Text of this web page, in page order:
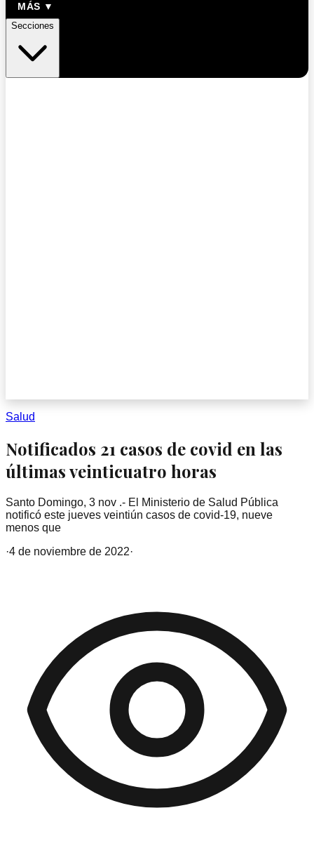
MÁS ▼
Secciones
Salud
Notificados 21 casos de covid en las
últimas veinticuatro horas
Santo Domingo, 3 nov .- El Ministerio de Salud Pública
notificó este jueves veintiún casos de covid-19, nueve
menos que
·4 de noviembre de 2022·